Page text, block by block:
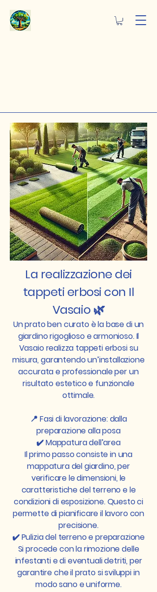
La realizzazione dei
tappeti erbosi con Il
Vasaio 🌿
Un prato ben curato è la base di un
giardino rigoglioso e armonioso. Il
Vasaio realizza tappeti erbosi su
misura, garantendo un’installazione
accurata e professionale per un
risultato estetico e funzionale
ottimale.
📍 Fasi di lavorazione: dalla
preparazione alla posa
✔️ Mappatura dell’area
Il primo passo consiste in una
mappatura del giardino, per
verificare le dimensioni, le
caratteristiche del terreno e le
condizioni di esposizione. Questo ci
permette di pianificare il lavoro con
precisione.
✔️ Pulizia del terreno e preparazione
Si procede con la rimozione delle
infestanti e di eventuali detriti, per
garantire che il prato si sviluppi in
modo sano e uniforme.